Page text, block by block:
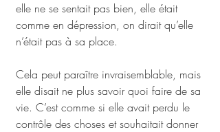
elle ne se sentait pas bien, elle était
comme en dépression, on dirait qu’elle
n’était pas à sa place.
Cela peut paraître invraisemblable, mais
elle disait ne plus savoir quoi faire de sa
vie. C’est comme si elle avait perdu le
contrôle des choses et souhaitait donner